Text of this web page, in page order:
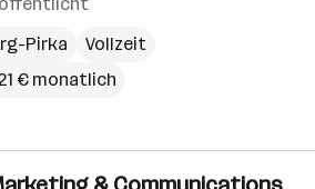
Pirka
Vollzeit
€ monatlich